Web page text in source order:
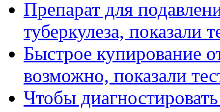
Препарат для
туберкулеза, показали
Быстрое купирование
возможно, показали
Чтобы